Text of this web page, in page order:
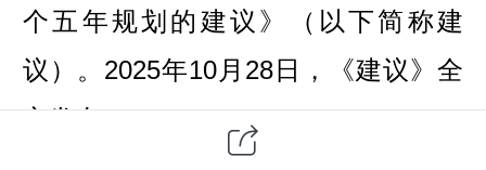
个五年规划的建议》（以下简称建
议）。 2025年10月28日，《建议》全
文发布。